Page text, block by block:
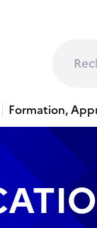
Formation,